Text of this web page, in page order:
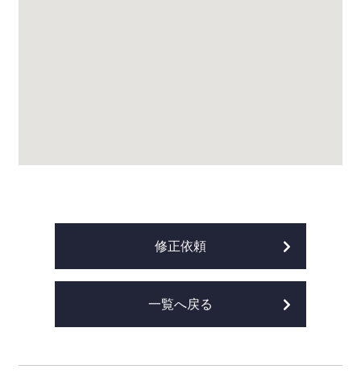
修正依頼
一覧へ戻る